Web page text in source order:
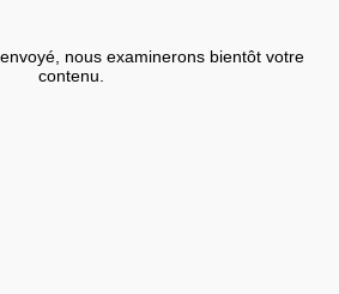
nous examinerons bientôt votre
contenu.